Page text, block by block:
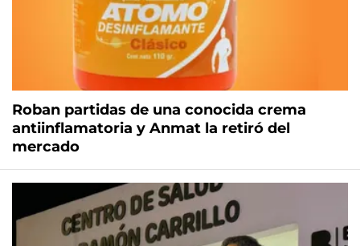
Roban partidas de una conocida crema
antiinflamatoria y Anmat la retiró del
mercado